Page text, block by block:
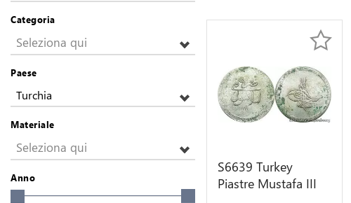
Categoria
Seleziona qui
Paese
Turchia
Materiale
Seleziona qui
Anno
S6639 Turkey
Piastre Mustafa III